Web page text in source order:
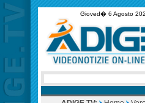
Gioved� 6 Agosto